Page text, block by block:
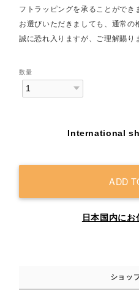
フトラッピングを承ることができ
お選びいただきましても、通常の
誠に恐れ入りますが、ご理解賜り
数量
International
ADD
日本国内に
ショッ